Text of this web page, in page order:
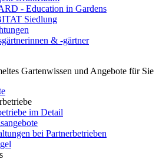
- Education in Gardens
Siedlung
& -gärtner
Gartenwissen und Angebote für Sie
im Detail
bei Partnerbetrieben